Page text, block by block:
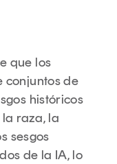
que los
conjuntos de
históricos
raza, la
sesgos
de la IA, lo